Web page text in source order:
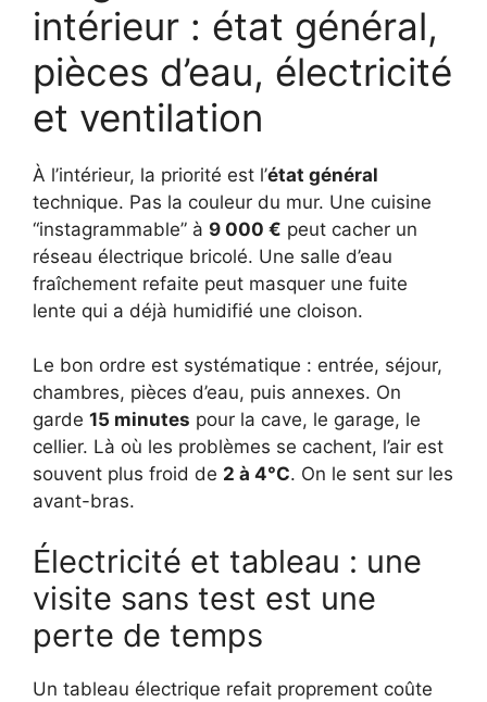
intérieur : état général,
pièces d’eau, électricité
et ventilation
À l’intérieur, la priorité est l’état général
technique. Pas la couleur du mur. Une cuisine
“instagrammable” à 9 000 € peut cacher un
réseau électrique bricolé. Une salle d’eau
fraîchement refaite peut masquer une fuite
lente qui a déjà humidifié une cloison.
Le bon ordre est systématique : entrée, séjour,
chambres, pièces d’eau, puis annexes. On
garde 15 minutes pour la cave, le garage, le
cellier. Là où les problèmes se cachent, l’air est
souvent plus froid de 2 à 4°C. On le sent sur les
avant-bras.
Électricité et tableau : une
visite sans test est une
perte de temps
Un tableau électrique refait proprement coûte